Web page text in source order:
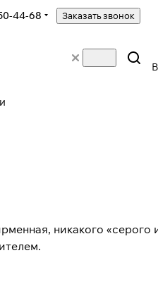
44-68 Заказать звонок
никакого «серого